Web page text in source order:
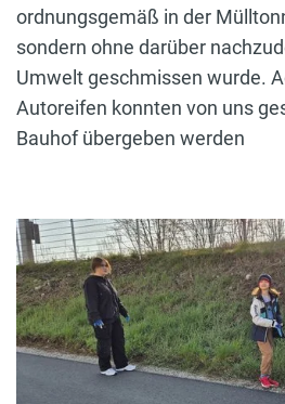
ordnungsgemäß in der
sondern ohne darüber
Umwelt geschmissen wurde.
Autoreifen konnten von uns
Bauhof übergeben werden